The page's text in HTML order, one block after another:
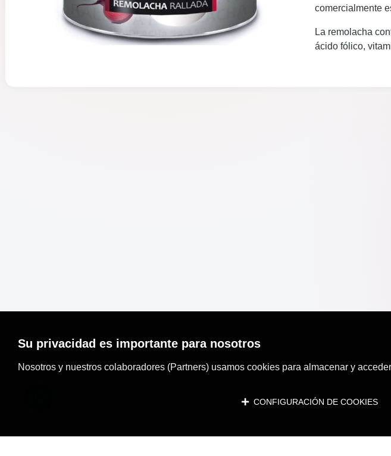
comercialmente
La remolacha
ácido fólico,
Su privacidad es importante para nosotros
Nosotros y nuestros colaboradores (Partners) usamos cookies para almacenar y
CONFIGURACIÓN DE COOKIES